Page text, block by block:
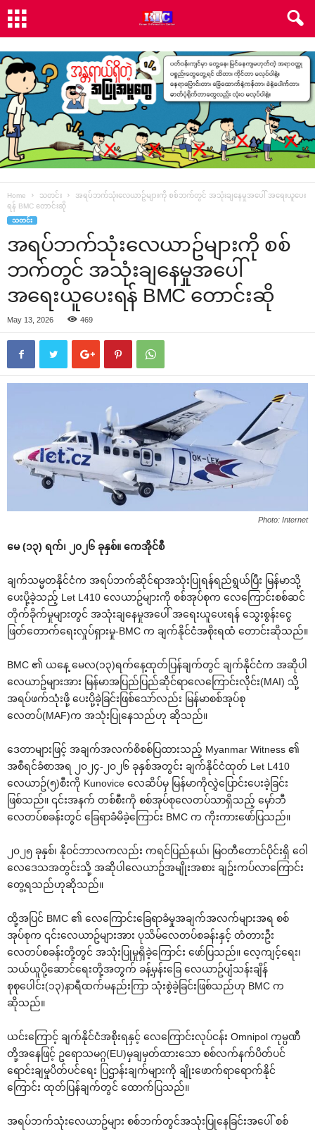
Home သတင်း
အရပ်ဘက်သုံးလေယာဥ်များကို စစ်ဘက်တွင် အသုံးချနေမှုအပေါ် အရေးယူပေး
ရန် BMC တောင်းဆို
သတင်း
အရပ်ဘက်သုံးလေယာဥ်များကို စစ်
ဘက်တွင် အသုံးချနေမှုအပေါ်
အရေးယူပေးရန် BMC တောင်းဆို
May 13, 2026 469
Photo: Internet
မေ (၁၃) ရက်၊ ၂၀၂၆ ခုနှစ်။ ကေအိုင်စီ
ချက်သမ္မတနိုင်ငံက အရပ်ဘက်ဆိုင်ရာအသုံးပြုရန်ရည်ရွယ်ပြီး မြန်မာသို့
ပေးပို့ခဲ့သည့် Let L410 လေယာဥ်များကို စစ်အုပ်စုက လေကြောင်းစစ်ဆင်
တိုက်ခိုက်မှုများတွင် အသုံးချနေမှုအပေါ် အရေးယူပေးရန် သွေးစွန်းငွေ
ဖြတ်တောက်ရေးလှုပ်ရှားမှု-BMC က ချက်နိုင်ငံအစိုးရထံ တောင်းဆိုသည်။
BMC ၏ ယနေ့ မေလ(၁၃)ရက်နေ့ထုတ်ပြန်ချက်တွင် ချက်နိုင်ငံက အဆိုပါ
လေယာဥ်များအား မြန်မာအပြည်ပြည်ဆိုင်ရာလေကြောင်းလိုင်း(MAI) သို့
အရပ်ဖက်သုံးဖို့ ပေးပို့ခဲ့ခြင်းဖြစ်သော်လည်း မြန်မာစစ်အုပ်စု
လေတပ်(MAF)က အသုံးပြုနေသည်ဟု ဆိုသည်။
ဒေတာများဖြင့် အချက်အလက်စိစစ်ပြထားသည့် Myanmar Witness ၏
အစီရင်ခံစာအရ ၂၀၂၄-၂၀၂၆ ခုနှစ်အတွင်း ချက်နိုင်ငံထုတ် Let L410
လေယာဥ်(၅)စီးကို Kunovice လေဆိပ်မှ မြန်မာကိုလွှဲပြောင်းပေးခဲ့ခြင်း
ဖြစ်သည်။ ၎င်းအနက် တစ်စီးကို စစ်အုပ်စုလေတပ်သာရှိသည့် မှော်ဘီ
လေတပ်စခန်းတွင် ခြေရာခံမိခဲ့ကြောင်း BMC က ကိုးကားဖော်ပြသည်။
၂၀၂၅ ခုနှစ်၊ နိုဝင်ဘာလကလည်း ကရင်ပြည်နယ်၊ မြဝတီတောင်ပိုင်းရှိ ဝေါ
လေဒေသအတွင်းသို့ အဆိုပါလေယာဥ်အမျိုးအစား ချဥ်းကပ်လာကြောင်း
တွေ့ရသည်ဟုဆိုသည်။
ထို့အပြင် BMC ၏ လေကြောင်းခြေရာခံမှုအချက်အလက်များအရ စစ်
အုပ်စုက ၎င်းလေယာဥ်များအား ပုသိမ်လေတပ်စခန်းနှင့် တံတားဦး
လေတပ်စခန်းတို့တွင် အသုံးပြုမှုရှိခဲ့ကြောင်း ဖော်ပြသည်။ လေ့ကျင့်ရေး၊
သယ်ယူပို့ဆောင်ရေးတို့အတွက် ခန့်မှန်းခြေ လေယာဥ်ပျံသန်းချိန်
စုစုပေါင်း(၁၃)နာရီထက်မနည်းကြာ သုံးစွဲခဲ့ခြင်းဖြစ်သည်ဟု BMC က
ဆိုသည်။
ယင်းကြောင့် ချက်နိုင်ငံအစိုးရနှင့် လေကြောင်းလုပ်ငန်း Omnipol ကုမ္ပဏီ
တို့အနေဖြင့် ဥရောသမဂ္ဂ(EU)မှချမှတ်ထားသော စစ်လက်နက်ပိတ်ပင်
ရောင်းချမှုပိတ်ပင်ရေး ပြဌာန်းချက်များကို ချိုးဖောက်ရာရောက်နိုင်
ကြောင်း ထုတ်ပြန်ချက်တွင် ထောက်ပြသည်။
အရပ်ဘက်သုံးလေယာဥ်များ စစ်ဘက်တွင်အသုံးပြုနေခြင်းအပေါ် စစ်